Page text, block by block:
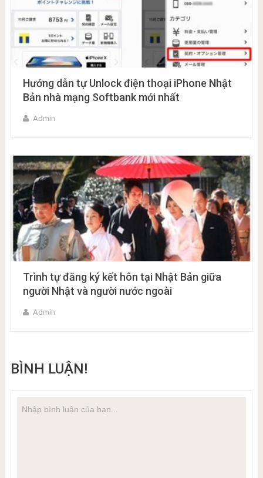
Hướng dẫn tự Unlock điện thoại iPhone Nhật
Bản nhà mạng Softbank mới nhất
Admin
Trình tự đăng ký kết hôn tại Nhật Bản giữa
người Nhật và người nước ngoài
Admin
BÌNH LUẬN!